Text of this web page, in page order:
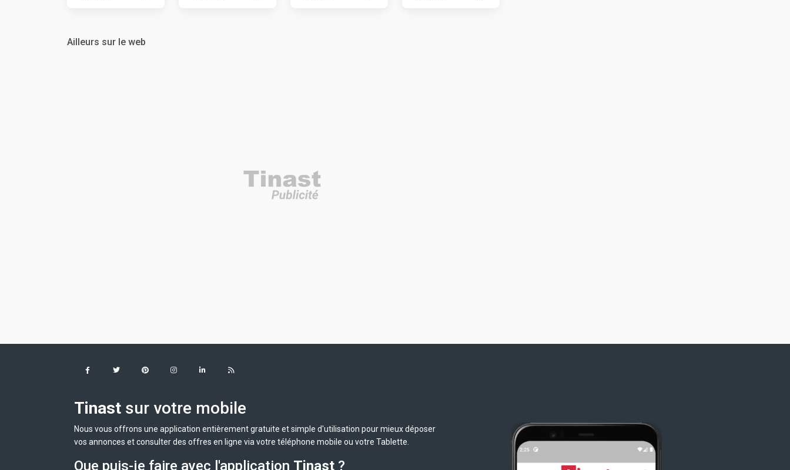
Ailleurs sur le web
Tinast sur votre mobile
Nous vous offrons une application entièrement gratuite et simple d'utilisation pour mieux déposer
vos annonces et consulter des offres en ligne via votre téléphone mobile ou votre Tablette.
Que puis-je faire avec l'application Tinast ?